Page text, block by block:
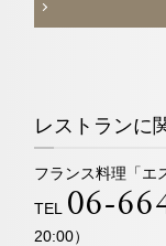
レストランに
フランス料理「エ
TEL
06-
20:00）